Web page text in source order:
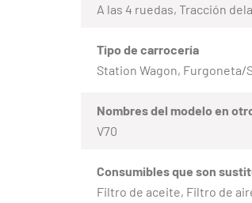
A las 4 ruedas, Tracción
Tipo de carrocería
Station Wagon, Furgoneta/
Nombres del modelo en
V70
Consumibles que son
Filtro de aceite, Filtro de